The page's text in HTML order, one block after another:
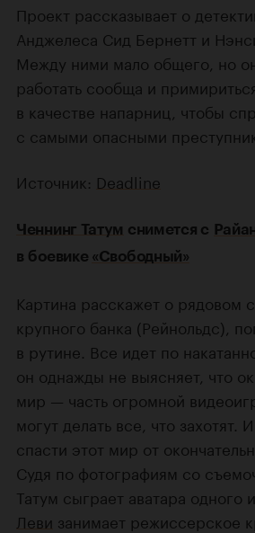
Проект рассказывает о
Анджелеса Сид Бернетт и
Между ними мало общего, но
работать сообща и
в качестве напарниц, чтобы
с самыми опасными
Источник: Deadline
Ченнинг Татум снимется c
в боевике «Свободный»
Картина расскажет о рядовом
крупного банка (Рейнольдс),
в рутине. Все идет по
он однажды не выясняет, что
мир — часть огромной
могут делать все, что захотят.
спасти этот мир от
Судя по фотографиям со
Татум сыграет аватара одного
Леви занимает режиссерское